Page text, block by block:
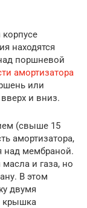
находятся
поршневой
амортизатора
или
и вниз.
(свыше 15
амортизатора,
над мембраной.
и газа, но
В этом
двумя
крышка